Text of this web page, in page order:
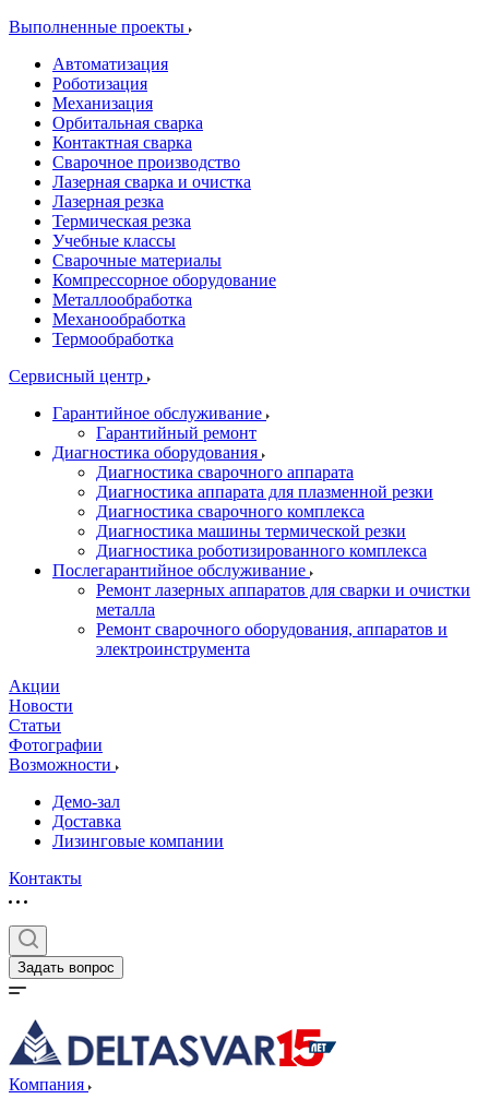
Выполненные проекты
Автоматизация
Роботизация
Механизация
Орбитальная сварка
Контактная сварка
Сварочное производство
Лазерная сварка и очистка
Лазерная резка
Термическая резка
Учебные классы
Сварочные материалы
Компрессорное оборудование
Металлообработка
Механообработка
Термообработка
Сервисный центр
Гарантийное обслуживание
Гарантийный ремонт
Диагностика оборудования
Диагностика сварочного аппарата
Диагностика аппарата для плазменной резки
Диагностика сварочного комплекса
Диагностика машины термической резки
Диагностика роботизированного комплекса
Послегарантийное обслуживание
Ремонт лазерных аппаратов для сварки и очистки
металла
Ремонт сварочного оборудования, аппаратов и
электроинструмента
Акции
Новости
Статьи
Фотографии
Возможности
Демо-зал
Доставка
Лизинговые компании
Контакты
Задать вопрос
Компания